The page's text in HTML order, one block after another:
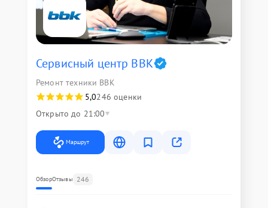
Сервисный центр BBK
Ремонт техники BBK
5,0246 оценки
Открыто до 21:00
Маршрут
ОбзорОтзывы 246